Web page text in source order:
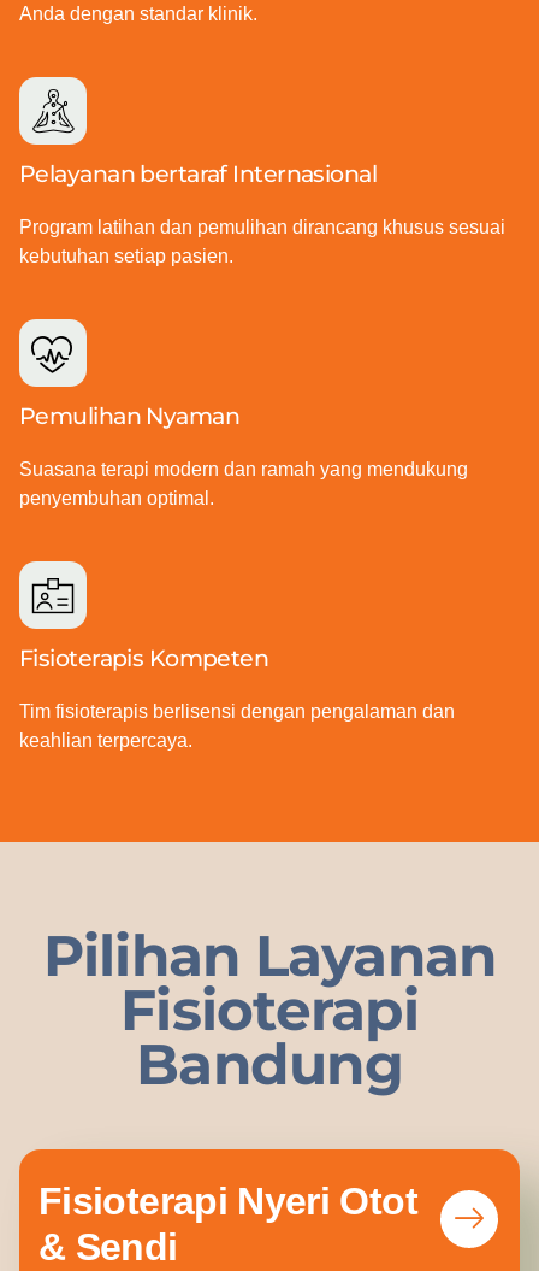
Anda dengan standar klinik.
Pelayanan bertaraf Internasional
Program latihan dan pemulihan dirancang khusus sesuai
kebutuhan setiap pasien.
Pemulihan Nyaman
Suasana terapi modern dan ramah yang mendukung
penyembuhan optimal.
Fisioterapis Kompeten
Tim fisioterapis berlisensi dengan pengalaman dan
keahlian terpercaya.
Pilihan Layanan
Fisioterapi
Bandung
Fisioterapi Nyeri Otot
& Sendi